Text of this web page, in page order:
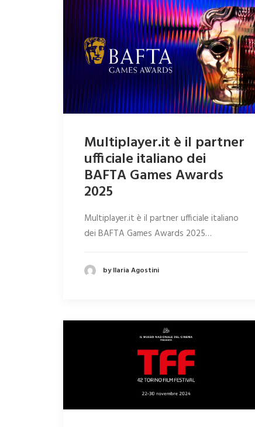
Multiplayer.it è il partner
ufficiale italiano dei
BAFTA Games Awards
2025
Multiplayer.it è il partner ufficiale italiano
dei BAFTA Games Awards 2025…
by Ilaria Agostini